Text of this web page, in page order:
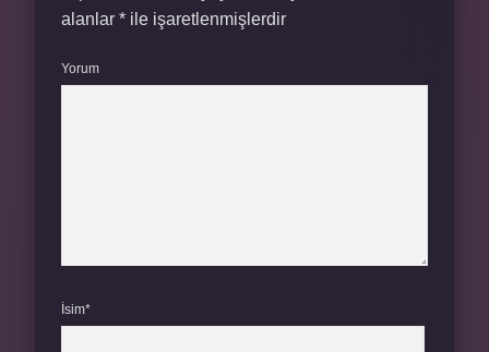
alanlar * ile işaretlenmişlerdir
Yorum
İsim*